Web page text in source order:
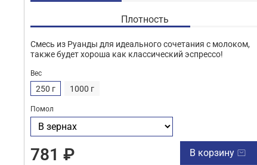
Плотность
Смесь из Руанды для идеального сочетания с молоком,
также будет хороша как классический эспрессо!
Вес
250 г 1000 г
Помол
781 ₽ В корзину